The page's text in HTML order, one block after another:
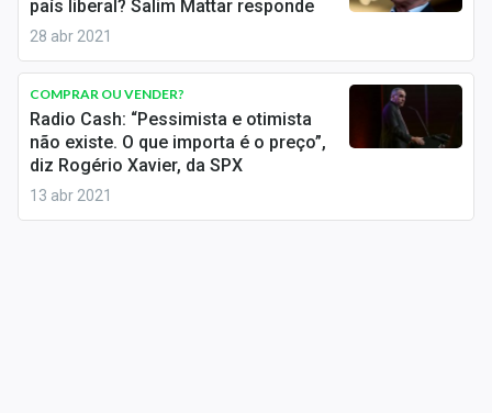
Comprar ou vender?
Carteiras Recomendadas
Central de Dividendos
Central de Fundos Imobiliários
Central dos IPOs
país liberal? Salim Mattar responde
28 abr 2021
COMPRAR OU VENDER?
Radio Cash: “Pessimista e otimista
não existe. O que importa é o preço”,
diz Rogério Xavier, da SPX
13 abr 2021